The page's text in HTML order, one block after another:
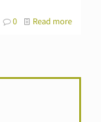
0 Read more